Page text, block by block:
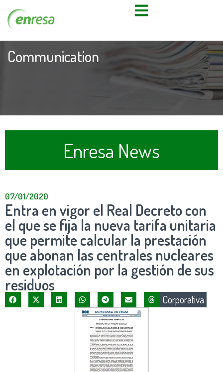
Communication
Enresa News
07/01/2020
Entra en vigor el Real Decreto con
el que se fija la nueva tarifa unitaria
que permite calcular la prestación
que abonan las centrales nucleares
en explotación por la gestión de sus
residuos
Corporativa